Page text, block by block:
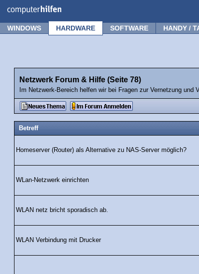
WINDOWS HARDWARE SOFTWARE HANDY /
Netzwerk Forum & Hilfe (Seite 78)
Im Netzwerk-Bereich helfen wir bei Fragen zur Vernetzung und
Betreff
Homeserver (Router) als Alternative zu NAS-Server möglich?
WLan-Netzwerk einrichten
WLAN netz bricht sporadisch ab.
WLAN Verbindung mit Drucker